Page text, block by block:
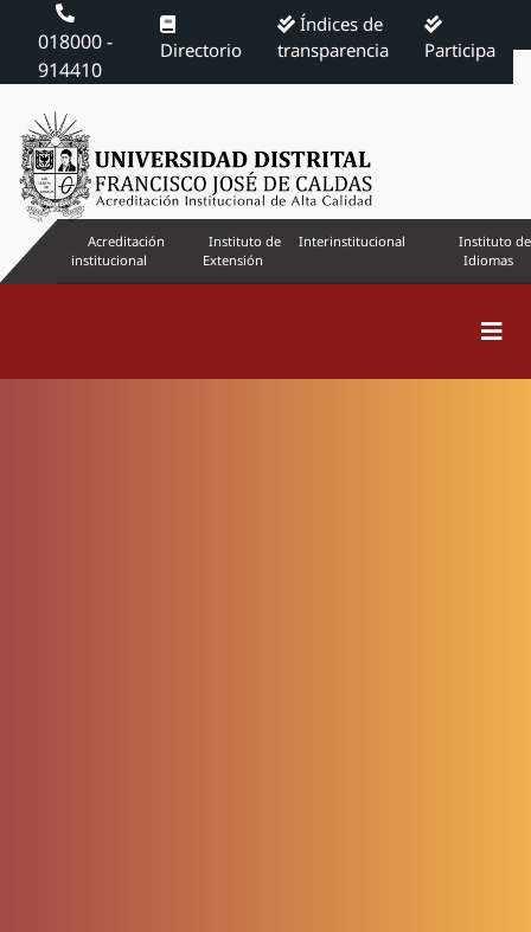
018000 -
914410
Directorio
Índices de
transparencia
Participa
Acreditación
institucional
Instituto de
Extensión
Interinstitucional
Instituto de
Idiomas